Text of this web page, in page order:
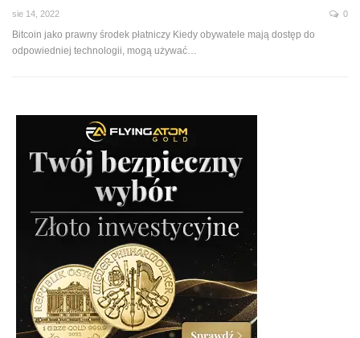
sie 14, 2022 0
Bitcoin jako prawny środek płatniczy Kiedy obywatele mają dostęp do
odpowiedniej technologii, mogą używać…